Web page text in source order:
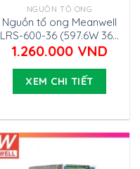
NGUỒN TỔ ONG
Nguồn tổ ong Meanwell
LRS-600-36 (597.6W 36V
16.6A)
1.260.000 VND
XEM CHI TIẾT